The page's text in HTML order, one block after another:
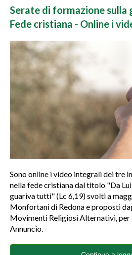
Serate di formazione sulla
Fede cristiana - Online i
Sono online i video integrali dei tre
nella fede cristiana dal titolo "Da
guariva tutti" (Lc 6,19) svolti a
Monfortani di Redona e proposti
Movimenti Religiosi Alternativi, per
Annuncio.